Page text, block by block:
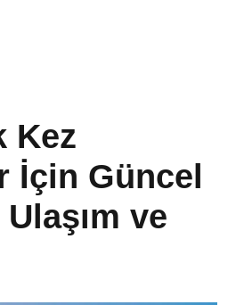
Kez
İçin Güncel
ve